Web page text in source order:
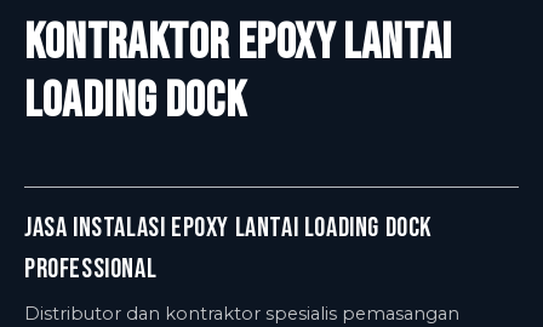
Kontraktor Epoxy Lantai
Loading Dock
Jasa Instalasi Epoxy Lantai Loading Dock
Professional
Distributor dan kontraktor spesialis pemasangan